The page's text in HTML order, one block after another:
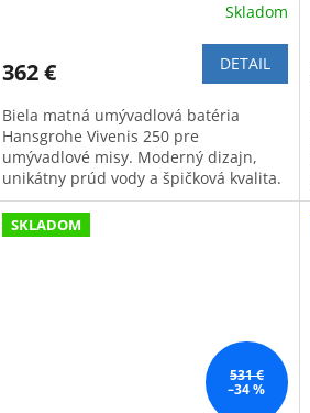
Skladom
362 € DETAIL
Biela matná umývadlová batéria
Hansgrohe Vivenis 250 pre
umývadlové misy. Moderný dizajn,
unikátny prúd vody a špičková kvalita.
Bez odtokovej súpravy.
SKLADOM
531 €
–34 %